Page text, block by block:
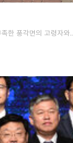
한 풍각면의 고령자와..